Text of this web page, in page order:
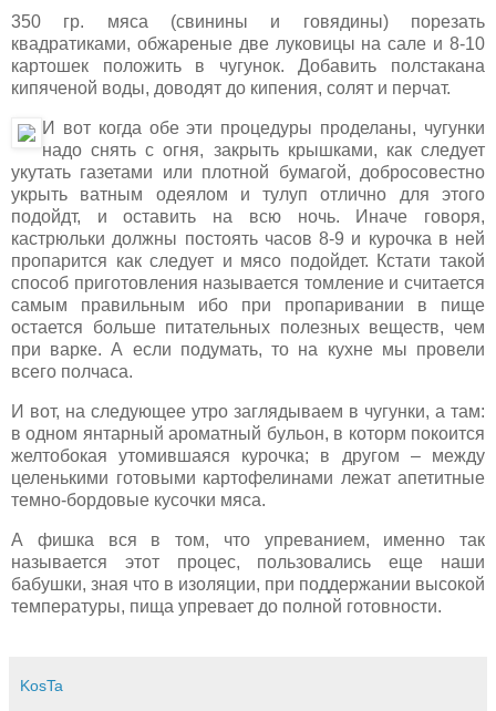
350 гр. мяса (свинины и говядины) порезать
квадратиками, обжареные две луковицы на сале и 8-10
картошек положить в чугунок. Добавить полстакана
кипяченой воды, доводят до кипения, солят и перчат.
И вот когда обе эти процедуры проделаны, чугунки
надо снять с огня, закрыть крышками, как следует
укутать газетами или плотной бумагой, добросовестно
укрыть ватным одеялом и тулуп отлично для этого
подойдт, и оставить на всю ночь. Иначе говоря,
кастрюльки должны постоять часов 8-9 и курочка в ней
пропарится как следует и мясо подойдет. Кстати такой
способ приготовления называется томление и считается
самым правильным ибо при пропаривании в пище
остается больше питательных полезных веществ, чем
при варке. А если подумать, то на кухне мы провели
всего полчаса.
И вот, на следующее утро заглядываем в чугунки, а там:
в одном янтарный ароматный бульон, в которм покоится
желтобокая утомившаяся курочка; в другом – между
целенькими готовыми картофелинами лежат апетитные
темно-бордовые кусочки мяса.
А фишка вся в том, что упреванием, именно так
называется этот процес, пользовались еще наши
бабушки, зная что в изоляции, при поддержании высокой
температуры, пища упревает до полной готовности.
KosTa